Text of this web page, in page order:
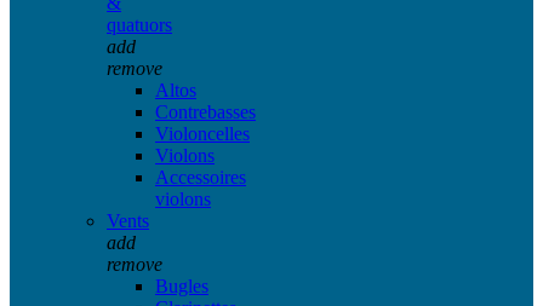
quatuors
add
remove
Altos
Contrebasses
Violoncelles
Violons
Accessoires
violons
Vents
add
remove
Bugles